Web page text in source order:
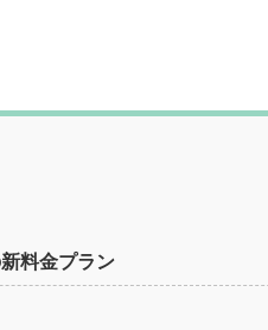
料金プラン